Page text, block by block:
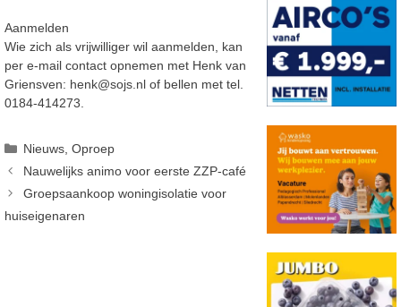
Aanmelden
Wie zich als vrijwilliger wil aanmelden, kan
per e-mail contact opnemen met Henk van
Griensven: henk@sojs.nl of bellen met tel.
0184-414273.
Categorieën
Nieuws,Oproep
Nauwelijks animo voor eerste ZZP-café
Groepsaankoop woningisolatie voor
huiseigenaren